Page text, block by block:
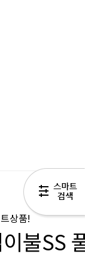
상품!
불SS